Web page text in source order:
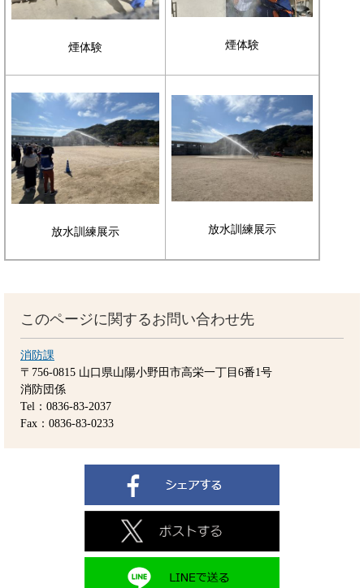
煙体験 煙体験
放水訓練展示 放水訓練展示
このページに関するお問い合わせ先
消防課
〒756-0815 山口県山陽小野田市高栄一丁目6番1号
消防団係
Tel：0836-83-2037
Fax：0836-83-0233